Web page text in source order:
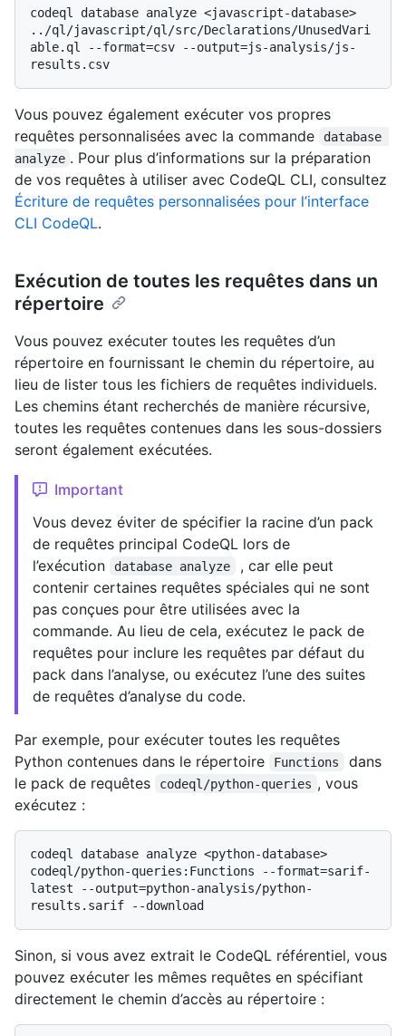
codeql database analyze <javascript-database>
../ql/javascript/ql/src/Declarations/UnusedVari
able.ql --format=csv --output=js-analysis/js-
Vous pouvez également exécuter vos propres
requêtes personnalisées avec la commande
database
analyze . Pour plus d’informations sur la préparation
de vos requêtes à utiliser avec CodeQL CLI, consultez
Écriture de requêtes personnalisées pour l’interface
CLI CodeQL.
Exécution de toutes les requêtes dans un
répertoire
Vous pouvez exécuter toutes les requêtes d’un
répertoire en fournissant le chemin du répertoire, au
lieu de lister tous les fichiers de requêtes individuels.
Les chemins étant recherchés de manière récursive,
toutes les requêtes contenues dans les sous-dossiers
seront également exécutées.
Important
Vous devez éviter de spécifier la racine d’un pack
de requêtes principal CodeQL lors de
l’exécution
database analyze
, car elle peut
contenir certaines requêtes spéciales qui ne sont
pas conçues pour être utilisées avec la
commande. Au lieu de cela, exécutez le pack de
requêtes pour inclure les requêtes par défaut du
pack dans l’analyse, ou exécutez l’une des suites
de requêtes d’analyse du code.
Par exemple, pour exécuter toutes les requêtes
Python contenues dans le répertoire
Functions
dans
le pack de requêtes
codeql/python-queries , vous
exécutez :
codeql database analyze <python-database>
codeql/python-queries:Functions --format=sarif-
latest --output=python-analysis/python-
Sinon, si vous avez extrait le CodeQL référentiel, vous
pouvez exécuter les mêmes requêtes en spécifiant
directement le chemin d’accès au répertoire :